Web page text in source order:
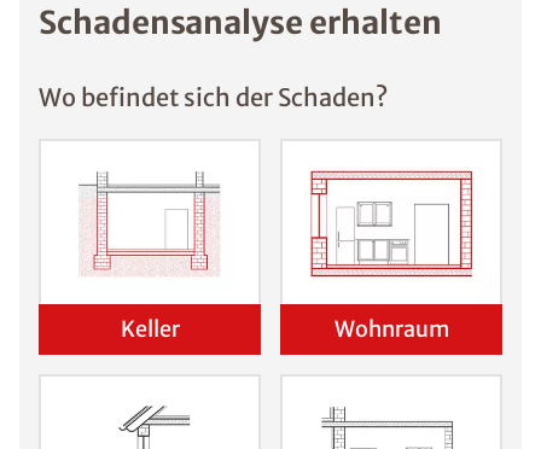
Schadensanalyse erhalten
Wo befindet sich der Schaden?
Keller Wohnraum